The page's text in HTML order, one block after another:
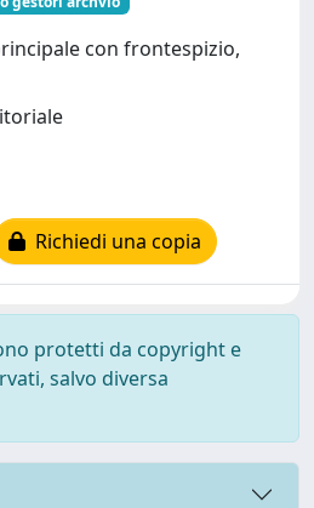
con frontespizio,
Richiedi una copia
protetti da copyright e
salvo diversa